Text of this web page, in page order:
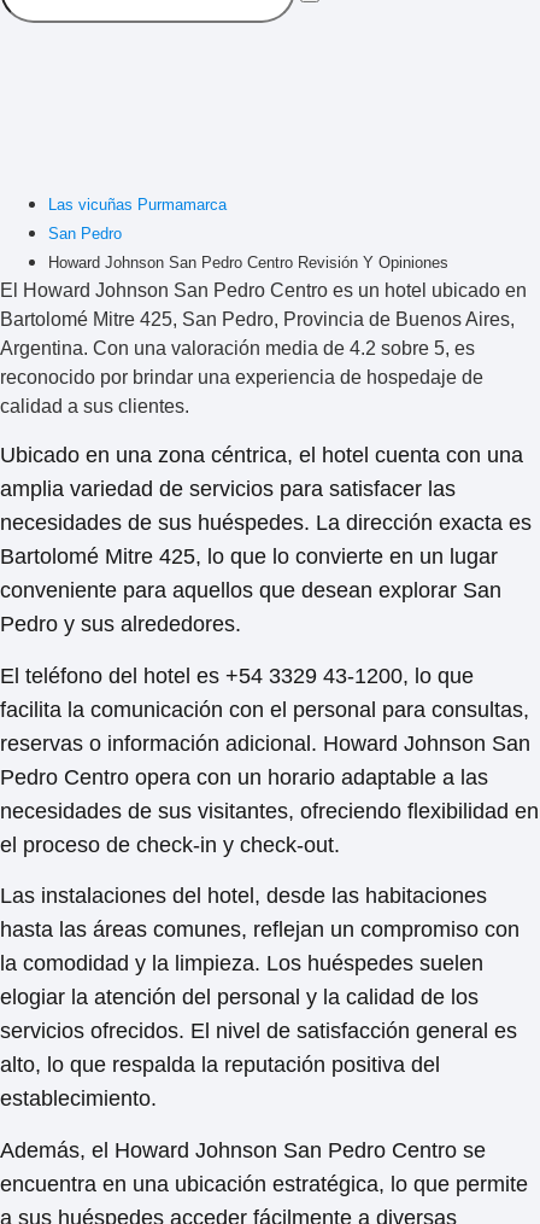
Las vicuñas Purmamarca
San Pedro
Howard Johnson San Pedro Centro Revisión Y Opiniones
El Howard Johnson San Pedro Centro es un hotel ubicado en
Bartolomé Mitre 425, San Pedro, Provincia de Buenos Aires,
Argentina. Con una valoración media de 4.2 sobre 5, es
reconocido por brindar una experiencia de hospedaje de
calidad a sus clientes.
Ubicado en una zona céntrica, el hotel cuenta con una
amplia variedad de servicios para satisfacer las
necesidades de sus huéspedes. La dirección exacta es
Bartolomé Mitre 425, lo que lo convierte en un lugar
conveniente para aquellos que desean explorar San
Pedro y sus alrededores.
El teléfono del hotel es +54 3329 43-1200, lo que
facilita la comunicación con el personal para consultas,
reservas o información adicional. Howard Johnson San
Pedro Centro opera con un horario adaptable a las
necesidades de sus visitantes, ofreciendo flexibilidad en
el proceso de check-in y check-out.
Las instalaciones del hotel, desde las habitaciones
hasta las áreas comunes, reflejan un compromiso con
la comodidad y la limpieza. Los huéspedes suelen
elogiar la atención del personal y la calidad de los
servicios ofrecidos. El nivel de satisfacción general es
alto, lo que respalda la reputación positiva del
establecimiento.
Además, el Howard Johnson San Pedro Centro se
encuentra en una ubicación estratégica, lo que permite
a sus huéspedes acceder fácilmente a diversas